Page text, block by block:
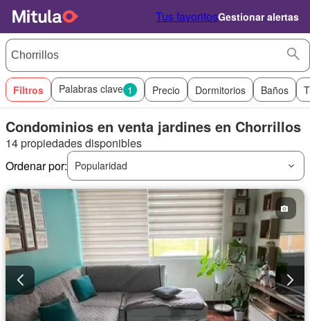
Tus favoritosGestionar alertas
Filtros Palabras clave 1 Precio Dormitorios Baños
Condominios en venta jardines en Chorrillos
14 propiedades disponibles
Ordenar por:
Popularidad